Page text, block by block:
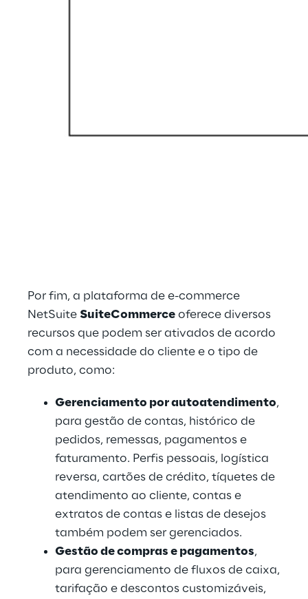
Por fim, a plataforma de e-commerce
NetSuite SuiteCommerce oferece diversos
recursos que podem ser ativados de acordo
com a necessidade do cliente e o tipo de
produto, como:
Gerenciamento por autoatendimento,
para gestão de contas, histórico de
pedidos, remessas, pagamentos e
faturamento. Perfis pessoais, logística
reversa, cartões de crédito, tíquetes de
atendimento ao cliente, contas e
extratos de contas e listas de desejos
também podem ser gerenciados.
Gestão de compras e pagamentos,
para gerenciamento de fluxos de caixa,
tarifação e descontos customizáveis,